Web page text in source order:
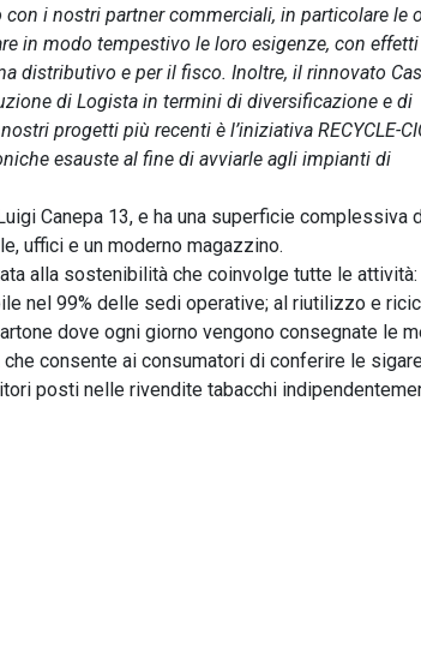
i nostri partner commerciali, in particolare le
in modo tempestivo le loro esigenze, con effetti
distributivo e per il fisco. Inoltre, il rinnovato
di Logista in termini di diversificazione e di
progetti più recenti è l’iniziativa RECYCLE-
esauste al fine di avviarle agli impianti di
Canepa 13, e ha una superficie complessiva
uffici e un moderno magazzino.
alla sostenibilità che coinvolge tutte le attività:
nel 99% delle sedi operative; al riutilizzo e
dove ogni giorno vengono consegnate le
che consente ai consumatori di conferire le
posti nelle rivendite tabacchi